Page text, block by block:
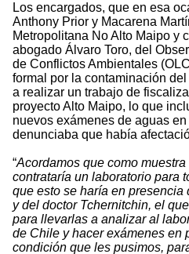
Los encargados, que en esa
Anthony Prior y Macarena
Metropolitana No Alto Maipo y
abogado Álvaro Toro, del
de Conflictos Ambientales
formal por la contaminación
a realizar un trabajo de
proyecto Alto Maipo, lo que
nuevos exámenes de aguas
denunciaba que había
“Acordamos que como
contrataría un laboratorio para
que esto se haría en
y del doctor Tchernitchin, el
para llevarlas a analizar al
de Chile y hacer exámenes en
condición que les pusimos,